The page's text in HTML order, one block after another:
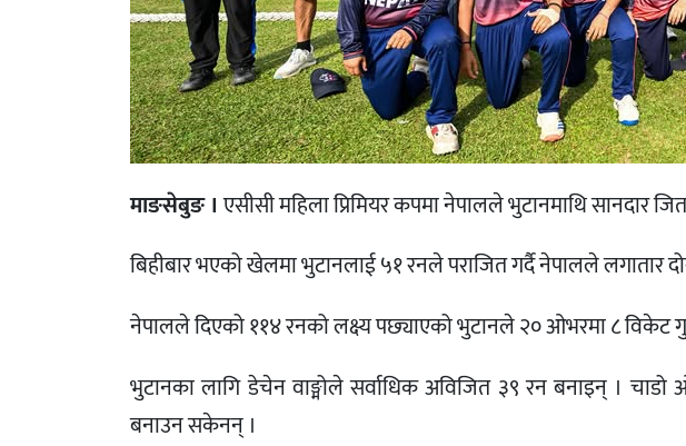
माङसेबुङ ।एसीसी महिला प्रिमियर कपमा नेपालले भुटानमाथि सानदार
बिहीबार भएको खेलमा भुटानलाई ५१ रनले पराजित गर्दै नेपालले लगातार
नेपालले दिएको ११४ रनको लक्ष्य पछ्याएको भुटानले २० ओभरमा ८ विकेट
भुटानका लागि डेचेन वाङ्मोले सर्वाधिक अविजित ३९ रन बनाइन् ।
बनाउन सकेनन् ।